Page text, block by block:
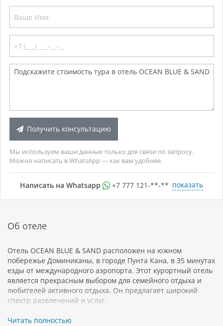
Получить консультацию
Мы используем ваши данные только для связи по запросу.
Можно написать в WhatsApp — как вам удобнее.
Написать на Whatsapp +7 777 121-**-** показать
Об отеле
Отель OCEAN BLUE & SAND расположен на южном
побережье Доминиканы, в городе Пунта Кана, в 35 минутах
езды от международного аэропорта. Этот курортный отель
является прекрасным выбором для семейного отдыха и
любителей активного отдыха. Он предлагает широкий
спектр развлечений и услуг.
Отель огромный, состоит из 708 номеров, каждый из них
Читать полностью